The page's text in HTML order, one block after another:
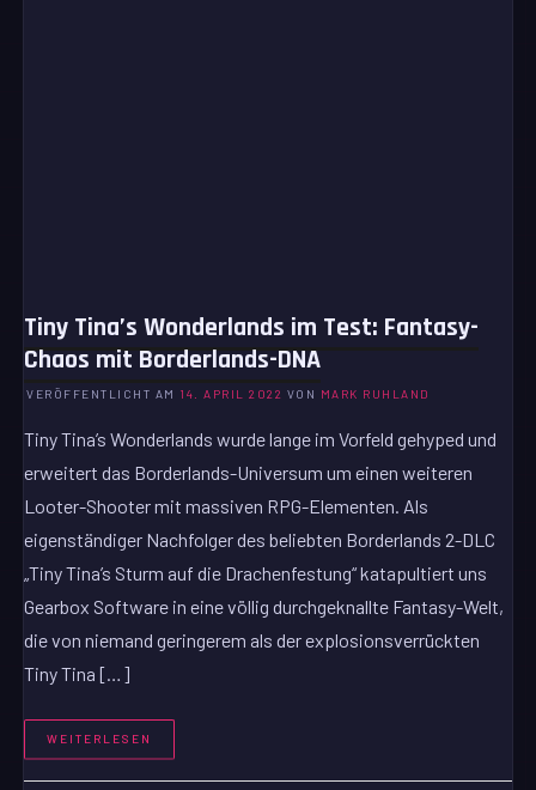
Tiny Tina’s Wonderlands im Test: Fantasy-
Chaos mit Borderlands-DNA
VERÖFFENTLICHT AM 14. APRIL 2022 VON MARK RUHLAND
Tiny Tina’s Wonderlands wurde lange im Vorfeld gehyped und
erweitert das Borderlands-Universum um einen weiteren
Looter-Shooter mit massiven RPG-Elementen. Als
eigenständiger Nachfolger des beliebten Borderlands 2-DLC
„Tiny Tina’s Sturm auf die Drachenfestung“ katapultiert uns
Gearbox Software in eine völlig durchgeknallte Fantasy-Welt,
die von niemand geringerem als der explosionsverrückten
Tiny Tina […]
WEITERLESEN